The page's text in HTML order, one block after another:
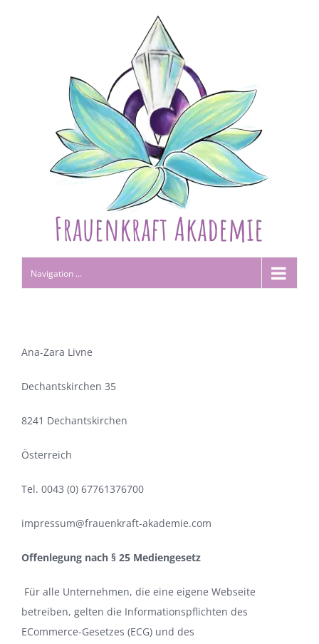
Navigation ...
Ana-Zara Livne
Dechantskirchen 35
8241 Dechantskirchen
Österreich
Tel. 0043 (0) 67761376700
impressum@frauenkraft-akademie.com
Offenlegung nach § 25 Mediengesetz
Für alle Unternehmen, die eine eigene Webseite
betreiben, gelten die Informationspflichten des
ECommerce-Gesetzes (ECG) und des